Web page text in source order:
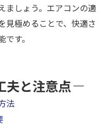
ましょう。エアコンの適
見極めることで、快適さ
す。
夫と注意点
法